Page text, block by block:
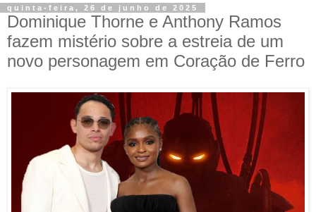
quinta-feira, 26 de junho de 2025
Dominique Thorne e Anthony Ramos
fazem mistério sobre a estreia de um
novo personagem em Coração de Ferro